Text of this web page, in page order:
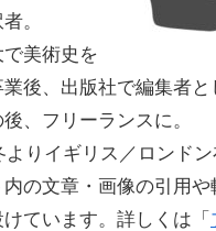
。
美術史を
後、出版社で編集者と
、フリーランスに。
よりイギリス／ロンドン
内の文章・画像の引用や
ています。詳しくは「